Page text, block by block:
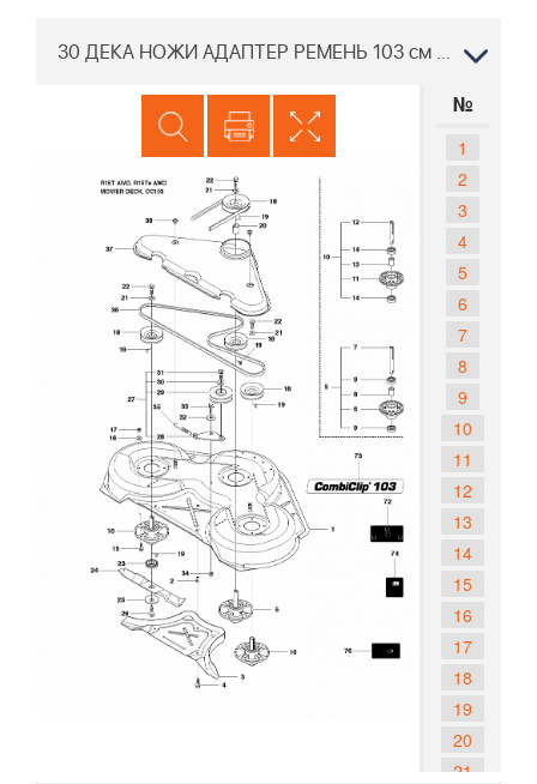
30 ДЕКА НОЖИ АДАПТЕР РЕМЕНЬ 103 см Райдер Хускварна R15 T AWD 966414301, 2010-07
№
1
2
3
4
5
6
7
8
9
10
11
12
13
14
15
16
17
18
19
20
21